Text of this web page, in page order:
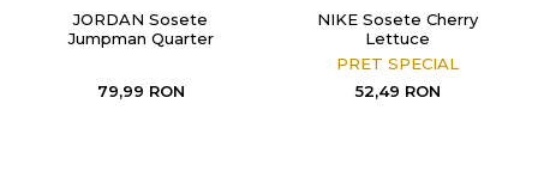
JORDAN Sosete
Jumpman Quarter
79,99 RON
NIKE Sosete Cherry
Lettuce
PRET SPECIAL
52,49 RON